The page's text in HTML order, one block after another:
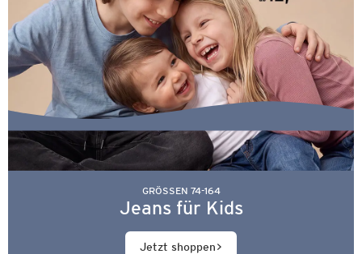
GRÖSSEN 74-164
Jeans für Kids
Jetzt shoppen